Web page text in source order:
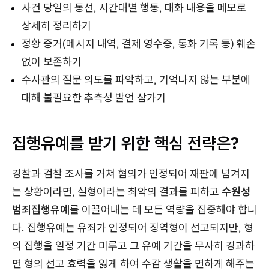
사건 당일의 동선, 시간대별 행동, 대화 내용을 메모로
상세히 정리하기
정황 증거(메시지 내역, 결제 영수증, 통화 기록 등) 훼손
없이 보존하기
수사관의 질문 의도를 파악하고, 기억나지 않는 부분에
대해 불필요한 추측성 발언 삼가기
집행유예를 받기 위한 핵심 전략은?
경찰과 검찰 조사를 거쳐 혐의가 인정되어 재판에 넘겨지
는 상황이라면, 실형이라는 최악의 결과를 피하고 수원성
범죄집행유예를 이끌어내는 데 모든 역량을 집중해야 합니
다. 집행유예는 유죄가 인정되어 징역형이 선고되지만, 형
의 집행을 일정 기간 미루고 그 유예 기간을 무사히 경과하
면 형의 선고 효력을 잃게 하여 수감 생활을 면하게 해주는